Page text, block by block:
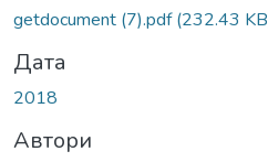
getdocument (7).pdf(232.43
Дата
2018
Автори